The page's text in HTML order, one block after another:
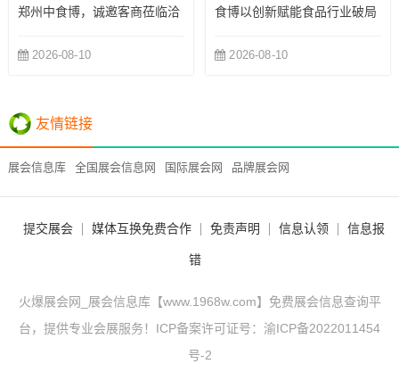
郑州中食博，诚邀客商莅临洽
2026-08-10
食博以创新赋能食品行业破局
2026-08-10
友情链接
展会信息库 全国展会信息网 国际展会网 品牌展会网
提交展会 媒体互换免费合作 免责声明 信息认领 信息报
错
火爆展会网_展会信息库【www.1968w.com】免费展会信息查询平
台，提供专业会展服务！ICP备案许可证号： 渝ICP备2022011454
号-2